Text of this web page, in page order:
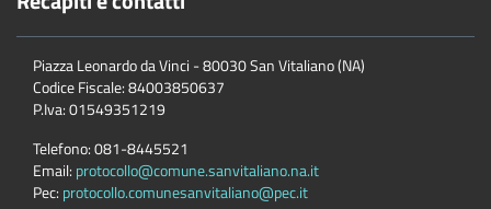
Piazza Leonardo da Vinci - 80030 San Vitaliano (NA)
Codice Fiscale:84003850637
P.Iva:01549351219
Telefono:081-8445521
Email: protocollo@comune.sanvitaliano.na.it
Pec: protocollo.comunesanvitaliano@pec.it